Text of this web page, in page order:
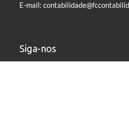
E-mail:
Siga-nos